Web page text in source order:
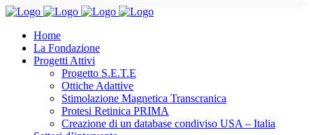
Home
La Fondazione
Progetti Attivi
Progetto S.E.T.E
Ottiche Adattive
Stimolazione Magnetica Transcranica
Protesi Retinica PRIMA
Creazione di un database condiviso USA – Italia